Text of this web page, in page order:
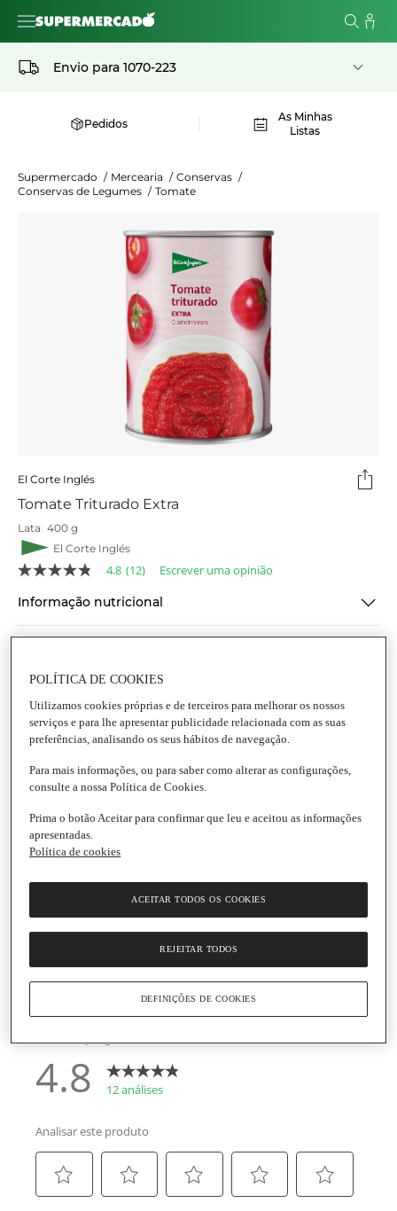
Envio para 1070-223
Pedidos
As Minhas
Listas
Supermercado / Mercearia / Conservas /
Conservas de Legumes / Tomate
El Corte Inglés
Tomate Triturado Extra
Lata 400 g
El Corte Inglés
4.8
5
valor
classificação.
12
Reviews.
Link
para
mesma
página.
4.8 (12)
Escrever uma opinião
Informação nutricional
Conservação e utilização
Informação de segurança do produto
POLÍTICA DE COOKIES
Utilizamos cookies próprias e de terceiros para melhorar os nossos
serviços e para lhe apresentar publicidade relacionada com as suas
preferências, analisando os seus hábitos de navegação.
Para mais informações, ou para saber como alterar as configurações,
consulte a nossa Política de Cookies.
Prima o botão Aceitar para confirmar que leu e aceitou as informações
apresentadas.
Política de cookies
REJEITAR TODOS
ACEITAR TODOS OS COOKIES
DEFINIÇÕES DE COOKIES